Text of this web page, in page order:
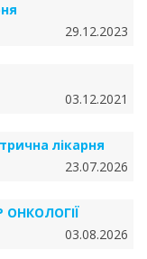
29.12.2023
03.12.2021
лікарня
23.07.2026
03.08.2026